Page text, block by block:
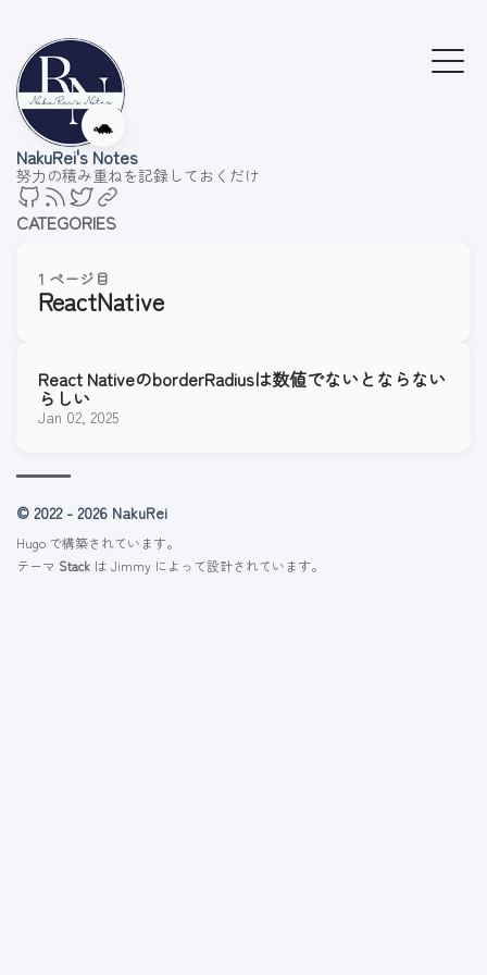
🐢
NakuRei's Notes
努力の積み重ねを記録しておくだけ
CATEGORIES
1 ページ目
ReactNative
React NativeのborderRadiusは数値でないとならない
らしい
Jan 02, 2025
© 2022 - 2026 NakuRei
Hugo で構築されています。
テーマ Stack は Jimmy によって設計されています。